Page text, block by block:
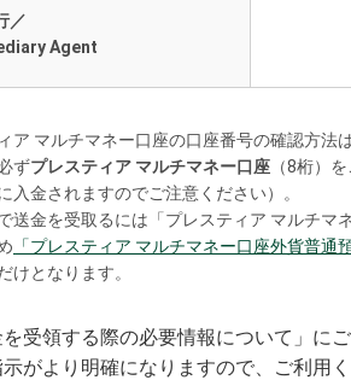
／
Agent
ア マルチマネー口座の口座番号の確認方法
ずプレスティア マルチマネー口座 （8桁）
入金されますのでご注意ください）。
送金を受取るには「プレスティア マルチ
「プレスティア マルチマネー口座外貨普通
けとなります。
を受領する際の必要情報について」
がより明確になりますので、ご利用